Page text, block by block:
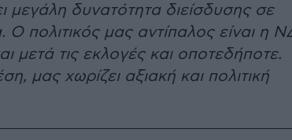
μεγάλη δυνατότητα διείσδυσης σε
Ο πολιτικός μας αντίπαλος είναι η
μετά τις εκλογές και οποτεδήποτε.
μας χωρίζει αξιακή και πολιτική